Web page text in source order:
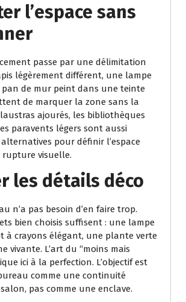
l’espace sans
passe par une délimitation
légèrement différent, une lampe
de mur peint dans une teinte
de marquer la zone sans la
ajourés, les bibliothèques
paravents légers sont aussi
alternatives pour définir l’espace
rupture visuelle.
les détails déco
n’a pas besoin d’en faire trop.
bien choisis suffisent : une lampe
à crayons élégant, une plante verte
vivante. L’art du “moins mais
ici à la perfection. L’objectif est
comme une continuité
pas comme une enclave.